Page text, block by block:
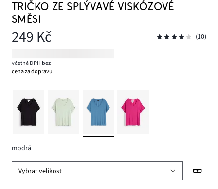
TRIČKO ZE SPLÝVAVÉ VISKÓZOVÉ
SMĚSI
249 Kč (10)
včetně DPH bez
cena za dopravu
modrá
Vybrat velikost